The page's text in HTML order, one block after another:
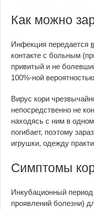
Как можно
Инфекция передается
контакте с больным
привитый и не
100%-ной
Вирус кори
непосредственно не
находясь с ним в
погибает, поэтому
игрушки, одежду
Симптомы
Инкубационный
проявлений болезни)